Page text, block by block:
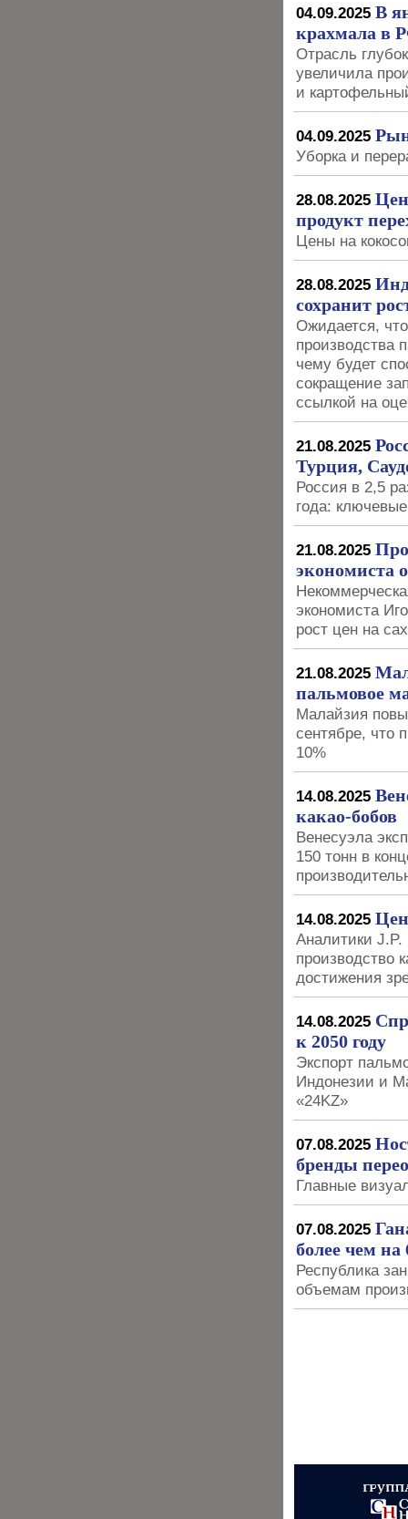
04.09.2025 В
крахмала в
Отрасль
увеличила
и
04.09.2025
Уборка и
28.08.2025
продукт
Цены на
28.08.2025
сохранит
Ожидается,
производства
чему будет
сокращение
ссылкой на
21.08.2025
Турция,
Россия в 2,5
года:
21.08.2025
экономиста
экономиста
рост цен на
21.08.2025
пальмовое
Малайзия
сентябре, что
10%
14.08.2025
какао-бобов
Венесуэла
150 тонн в
14.08.2025
Аналитики J.P.
производство
достижения
14.08.2025
к 2050 году
Экспорт
Индонезии и
«24KZ»
07.08.2025
бренды
Главные
07.08.2025
более чем на
Республика
объемам